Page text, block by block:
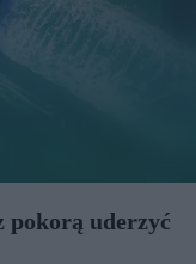
pokorą uderzyć